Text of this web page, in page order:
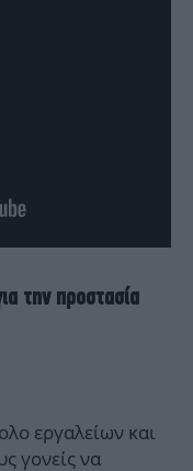
την προστασία
εργαλείων και
γονείς να